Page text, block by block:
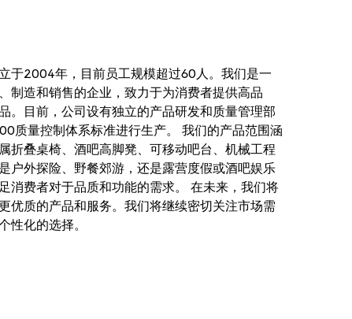
于2004年，目前员工规模超过60人。我们是一
制造和销售的企业，致力于为消费者提供高品
。目前，公司设有独立的产品研发和质量管理部
质量控制体系标准进行生产。 我们的产品范围涵
折叠桌椅、酒吧高脚凳、可移动吧台、机械工程
户外探险、野餐郊游，还是露营度假或酒吧娱乐
消费者对于品质和功能的需求。 在未来，我们将
优质的产品和服务。我们将继续密切关注市场需
性化的选择。